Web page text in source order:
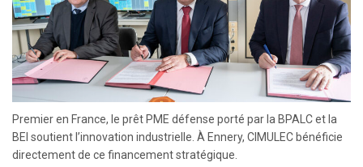
Premier en France, le prêt PME défense porté par la BPALC et la
BEI soutient l’innovation industrielle. À Ennery, CIMULEC bénéficie
directement de ce financement stratégique.